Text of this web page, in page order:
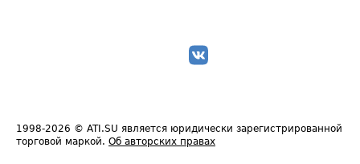
1998-2026 © ATI.SU является юридически зарегистрированной
торговой маркой. Об авторских правах